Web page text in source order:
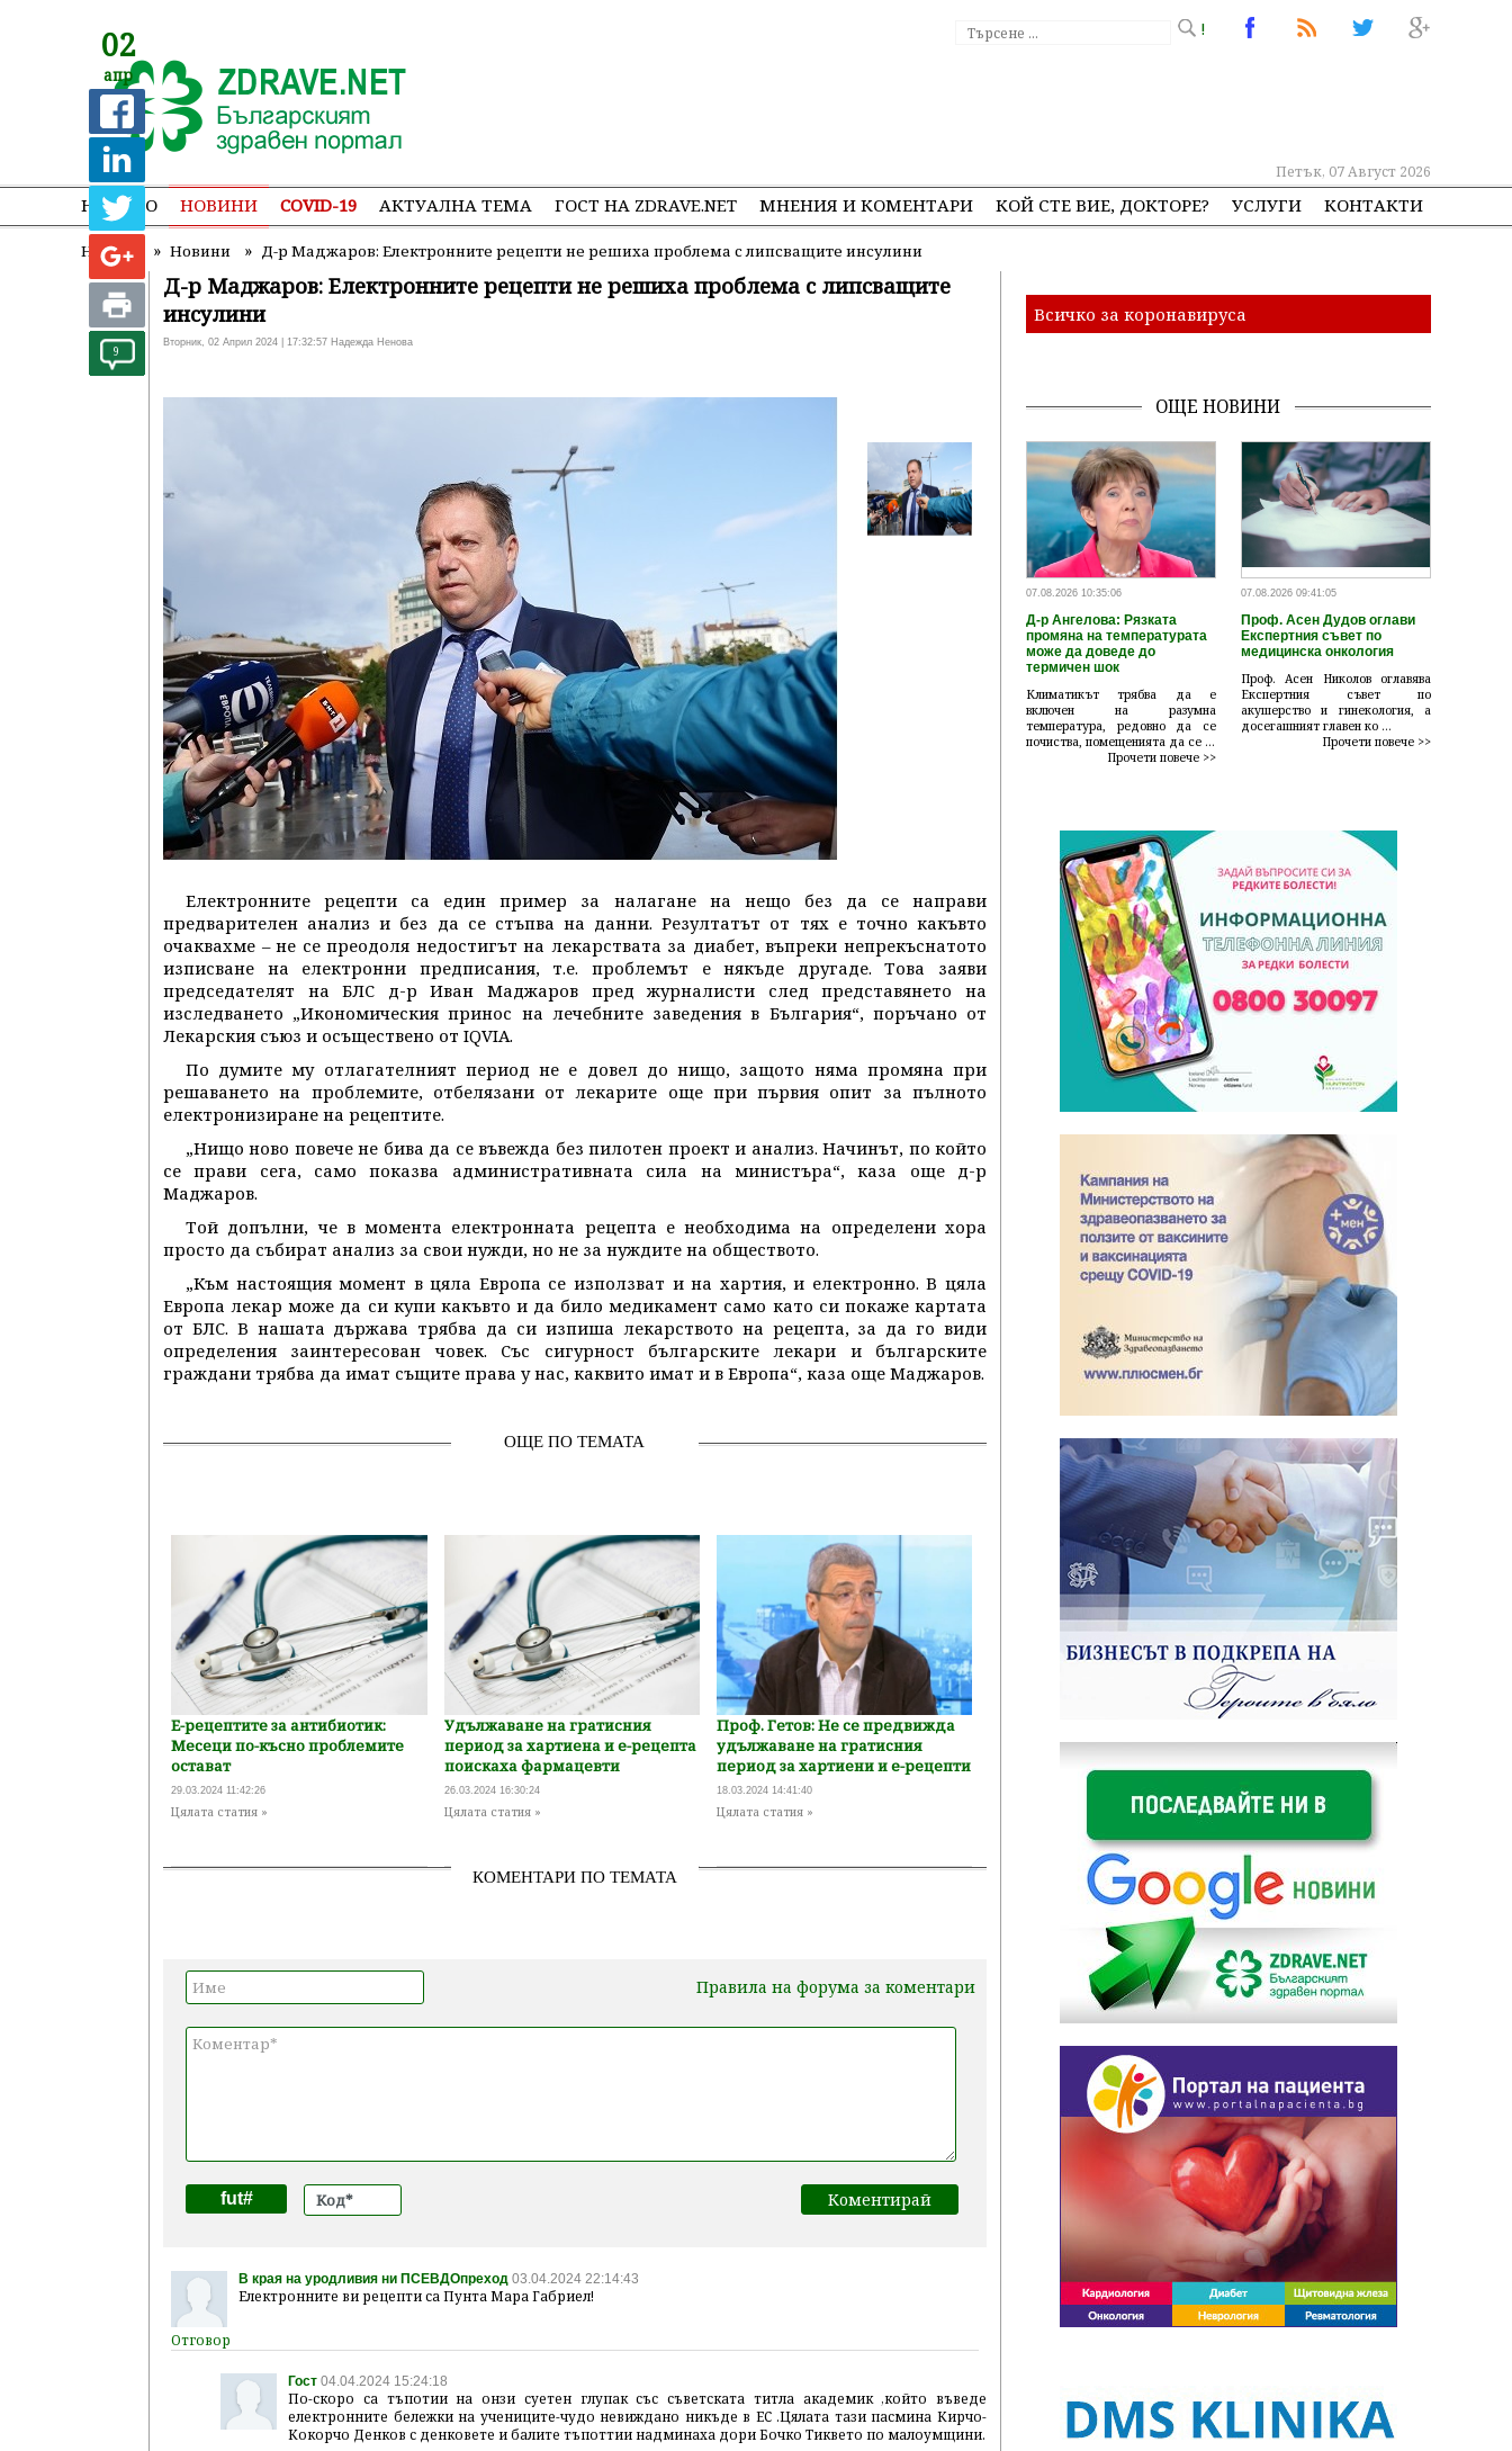
!
Петък, 07 Август 2026
НАЧАЛО НОВИНИ COVID-19 АКТУАЛНА ТЕМА ГОСТ НА ZDRAVE.NET МНЕНИЯ И КОМЕНТАРИ КОЙ СТЕ ВИЕ, ДОКТОРЕ? УСЛУГИ КОНТАКТИ
Начало » Новини » Д-р Маджаров: Електронните рецепти не решиха проблема с липсващите инсулини
02
апр
9
Д-р Маджаров: Електронните рецепти не решиха проблема с липсващите
инсулини
Вторник, 02 Април 2024 | 17:32:57 Надежда Ненова
Електронните рецепти са един пример за налагане на нещо без да се направи
предварителен анализ и без да се стъпва на данни. Резултатът от тях е точно какъвто
очаквахме – не се преодоля недостигът на лекарствата за диабет, въпреки непрекъснатото
изписване на електронни предписания, т.е. проблемът е някъде другаде. Това заяви
председателят на БЛС д-р Иван Маджаров пред журналисти след представянето на
изследването „Икономическия принос на лечебните заведения в България“, поръчано от
Лекарския съюз и осъществено от IQVIA.
По думите му отлагателният период не е довел до нищо, защото няма промяна при
решаването на проблемите, отбелязани от лекарите още при първия опит за пълното
електронизиране на рецептите.
„Нищо ново повече не бива да се въвежда без пилотен проект и анализ. Начинът, по който
се прави сега, само показва административната сила на министъра“, каза още д-р
Маджаров.
Той допълни, че в момента електронната рецепта е необходима на определени хора
просто да събират анализ за свои нужди, но не за нуждите на обществото.
„Към настоящия момент в цяла Европа се използват и на хартия, и електронно. В цяла
Европа лекар може да си купи какъвто и да било медикамент само като си покаже картата
от БЛС. В нашата държава трябва да си изпиша лекарството на рецепта, за да го види
определения заинтересован човек. Със сигурност българските лекари и българските
граждани трябва да имат същите права у нас, каквито имат и в Европа“, каза още Маджаров.
ОЩЕ ПО ТЕМАТА
Е-рецептите за антибиотик:
Месеци по-късно проблемите
остават
29.03.2024 11:42:26
Цялата статия »
Удължаване на гратисния
период за хартиена и е-рецепта
поискаха фармацевти
26.03.2024 16:30:24
Цялата статия »
Проф. Гетов: Не се предвижда
удължаване на гратисния
период за хартиени и е-рецепти
18.03.2024 14:41:40
Цялата статия »
КОМЕНТАРИ ПО ТЕМАТА
Правила на форума за коментари
fut#
В края на уродливия ни ПСЕВДОпреход 03.04.2024 22:14:43
Електронните ви рецепти са Пунта Мара Габриел!
Гост 04.04.2024 15:24:18
По-скоро са тъпотии на онзи суетен глупак със съветската титла академик ,който въведе
електронните бележки на учениците-чудо невиждано никъде в ЕС .Цялата тази пасмина Кирчо-
Кокорчо Денков с денковете и балите тъпоттии надминаха дори Бочко Тиквето по малоумщини.
Всичко за коронавируса
ОЩЕ НОВИНИ
07.08.2026 10:35:06
Д-р Ангелова: Рязката
промяна на температурата
може да доведе до
термичен шок
Климатикът трябва да е
включен на разумна
температура, редовно да се
почиства, помещенията да се ...
Прочети повече >>
07.08.2026 09:41:05
Проф. Асен Дудов оглави
Експертния съвет по
медицинска онкология
Проф. Асен Николов оглавява
Експертния съвет по
акушерство и гинекология, а
досегашният главен ко ...
Прочети повече >>